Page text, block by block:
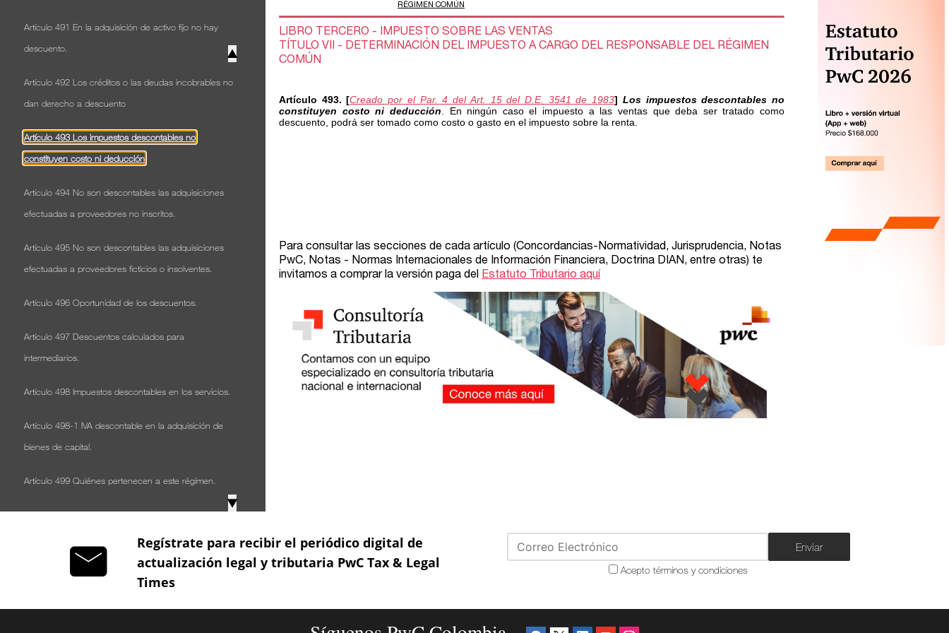
▲
▼
Artículo 491 En la adquisición de activo fijo no hay
descuento.
Artículo 492 Los créditos o las deudas incobrables no
dan derecho a descuento
Artículo 493 Los impuestos descontables no
constituyen costo ni deducción
Artículo 494 No son descontables las adquisiciones
efectuadas a proveedores no inscritos.
Artículo 495 No son descontables las adquisiciones
efectuadas a proveedores ficticios o insolventes.
Artículo 496 Oportunidad de los descuentos.
Artículo 497 Descuentos calculados para
intermediarios.
Artículo 498 Impuestos descontables en los servicios.
Artículo 498-1 IVA descontable en la adquisición de
bienes de capital.
Artículo 499 Quiénes pertenecen a este régimen.
Artículo 499-1 Régimen simplificado para prestadores
Artículo 500 Quiénes no pueden acogerse a este
Regístrate para recibir el periódico digital de
actualización legal y tributaria PwC Tax & Legal
Times
Enviar
Acepto términos y condiciones